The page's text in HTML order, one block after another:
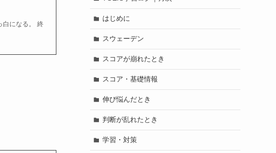
白になる。 終
はじめに
スウェーデン
スコアが崩れたとき
スコア・基礎情報
伸び悩んだとき
判断が乱れたとき
学習・対策